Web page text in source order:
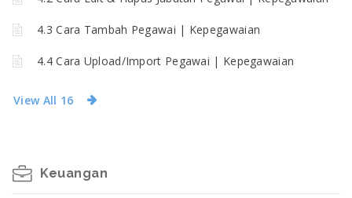
4.3 Cara Tambah Pegawai | Kepegawaian
4.4 Cara Upload/Import Pegawai | Kepegawaian
View All 16
Keuangan